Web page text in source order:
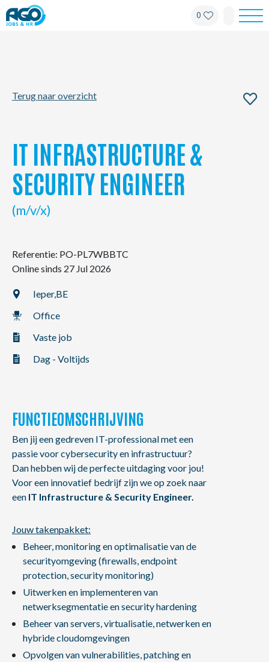
0
Kantoren
My AGO
NL FR EN
Terug naar overzicht
IT INFRASTRUCTURE &
SECURITY ENGINEER
(m/v/x)
Referentie: PO-PL7WBBTC
Online sinds 27 Jul 2026
Ieper,BE
Office
Vaste job
Dag - Voltijds
FUNCTIEOMSCHRIJVING
Ben jij een gedreven IT-professional met een
passie voor cybersecurity en infrastructuur?
Dan hebben wij de perfecte uitdaging voor jou!
Voor een innovatief bedrijf zijn we op zoek naar
een IT Infrastructure & Security Engineer.
Jouw takenpakket:
Beheer, monitoring en optimalisatie van de
securityomgeving (firewalls, endpoint
protection, security monitoring)
Uitwerken en implementeren van
netwerksegmentatie en security hardening
Beheer van servers, virtualisatie, netwerken en
hybride cloudomgevingen
Opvolgen van vulnerabilities, patching en